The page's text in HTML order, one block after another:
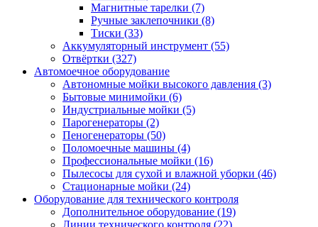
Магнитные тарелки (7)
Ручные заклепочники (8)
Тиски (33)
Аккумуляторный инструмент (55)
Отвёртки (327)
Автомоечное оборудование
Автономные мойки высокого давления (3)
Бытовые минимойки (6)
Индустриальные мойки (5)
Парогенераторы (2)
Пеногенераторы (50)
Поломоечные машины (4)
Профессиональные мойки (16)
Пылесосы для сухой и влажной уборки (46)
Стационарные мойки (24)
Оборудование для технического контроля
Дополнительное оборудование (19)
Линии технического контроля (22)